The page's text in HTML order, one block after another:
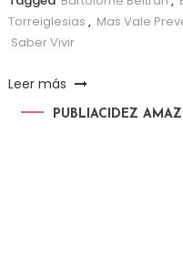
Torreiglesias , Mas Vale
Saber Vivir
Leer más
PUBLIACIDEZ